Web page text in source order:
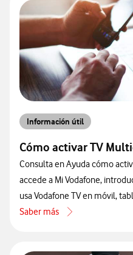
Información útil
Cómo activar TV
Consulta en Ayuda cómo
accede a Mi Vodafone,
usa Vodafone TV en móvil,
Saber más
acerca de Cómo activar TV